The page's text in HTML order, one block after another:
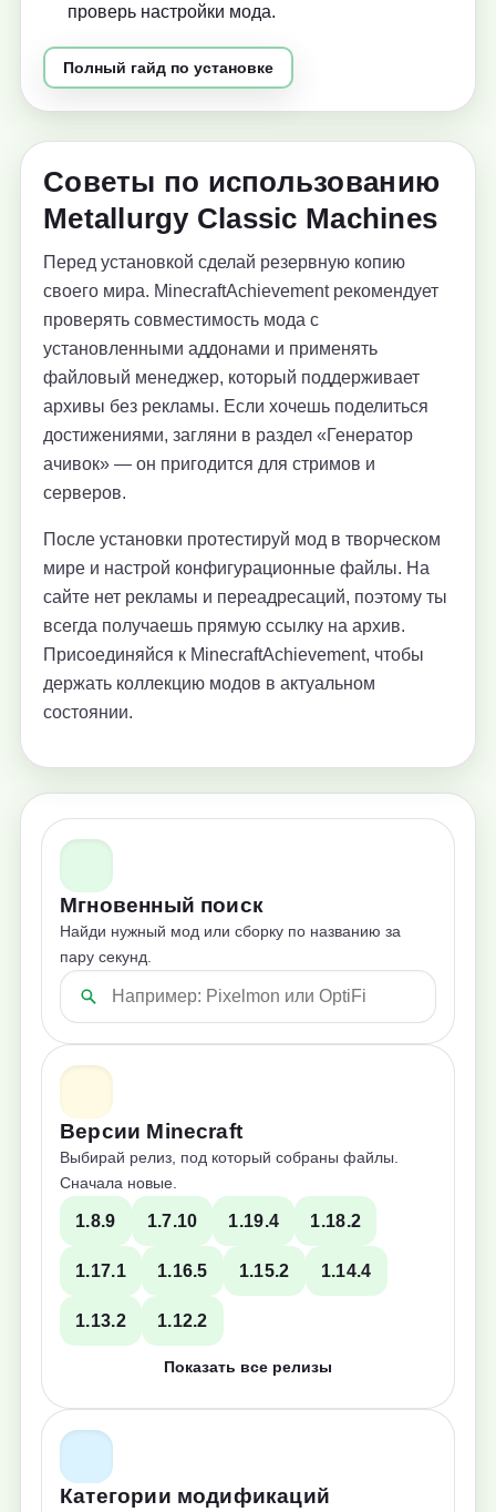
проверь настройки мода.
Полный гайд по установке
Советы по использованию
Metallurgy Classic Machines
Перед установкой сделай резервную копию
своего мира. MinecraftAchievement рекомендует
проверять совместимость мода с
установленными аддонами и применять
файловый менеджер, который поддерживает
архивы без рекламы. Если хочешь поделиться
достижениями, загляни в раздел «Генератор
ачивок» — он пригодится для стримов и
серверов.
После установки протестируй мод в творческом
мире и настрой конфигурационные файлы. На
сайте нет рекламы и переадресаций, поэтому ты
всегда получаешь прямую ссылку на архив.
Присоединяйся к MinecraftAchievement, чтобы
держать коллекцию модов в актуальном
состоянии.
Мгновенный поиск
Найди нужный мод или сборку по названию за
пару секунд.
Версии Minecraft
Выбирай релиз, под который собраны файлы.
Сначала новые.
1.8.9 1.7.10 1.19.4 1.18.2
1.17.1 1.16.5 1.15.2 1.14.4
1.13.2 1.12.2
Показать все релизы
Категории модификаций